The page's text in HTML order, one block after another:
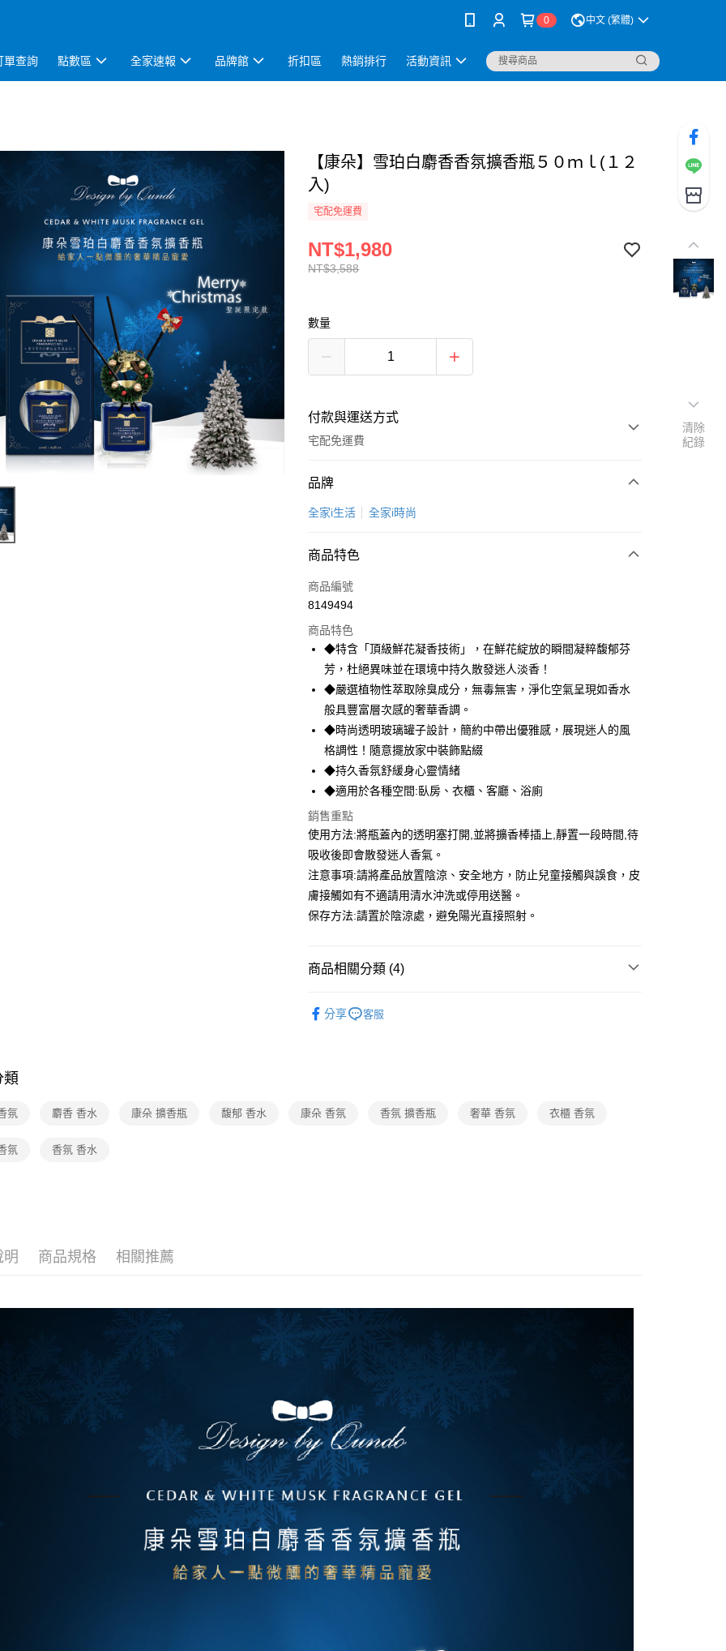
0 中文 (繁體)
單查詢 點數區 全家速報 品牌館 折扣區 熱銷排行 活動資訊
【康朵】雪珀白麝香香氛擴香瓶５０ｍｌ(１２
入)
宅配免運費
NT$3,588
NT$1,980
數量
付款與運送方式
宅配免運費
付款方式
全家線上支付
運送方式
本島宅配-活動商品
離島宅配-常溫商品
免運費
品牌
全家i生活 全家i時尚
商品特色
商品編號
8149494
商品特色
◆特含「頂級鮮花凝香技術」，在鮮花綻放的瞬間凝粹馥郁芬
芳，杜絕異味並在環境中持久散發迷人淡香！
◆嚴選植物性萃取除臭成分，無毒無害，淨化空氣呈現如香水
般具豐富層次感的奢華香調。
◆時尚透明玻璃罐子設計，簡約中帶出優雅感，展現迷人的風
格調性！隨意擺放家中裝飾點綴
◆持久香氛舒緩身心靈情緒
◆適用於各種空間:臥房、衣櫃、客廳、浴廁
銷售重點
使用方法:將瓶蓋內的透明塞打開,並將擴香棒插上,靜置一段時間,待
吸收後即會散發迷人香氣。
注意事項:請將產品放置陰涼、安全地方，防止兒童接觸與誤食，皮
膚接觸如有不適請用清水沖洗或停用送醫。
保存方法:請置於陰涼處，避免陽光直接照射。
商品相關分類 (4)
分享 客服
類
氛 麝香 香水 康朵 擴香瓶 馥郁 香水 康朵 香氛 香氛 擴香瓶 奢華 香氛 衣櫃 香氛
氛 香氛 香水
明 商品規格 相關推薦
清除
紀錄